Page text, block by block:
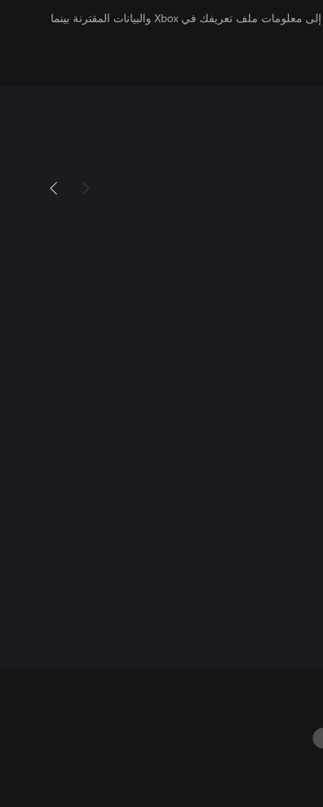
يتلقى ناشرو الألعاب التي تقوم بتشغيلها وصولاً إلى معلومات ملف تعريفك في Xbox والبيانات المقترنة بينما